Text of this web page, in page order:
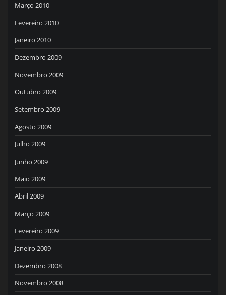
Março 2010
Fevereiro 2010
Janeiro 2010
Dezembro 2009
Novembro 2009
Outubro 2009
Setembro 2009
Agosto 2009
Julho 2009
Junho 2009
Maio 2009
Abril 2009
Março 2009
Fevereiro 2009
Janeiro 2009
Dezembro 2008
Novembro 2008